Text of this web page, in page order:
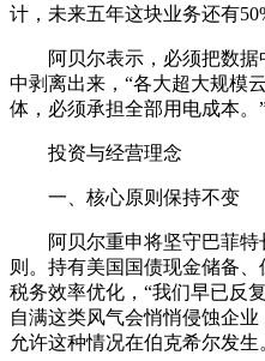
计，未来五年这块业务还有
阿贝尔表示，必须把数据
中剥离出来，“各大超大规模
体，必须承担全部用电成本。
投资与经营理念
一、核心原则保持不变
阿贝尔重申将坚守巴菲特
则。持有美国国债现金储备、
税务效率优化，“我们早已反
自满这类风气会悄悄侵蚀企
允许这种情况在伯克希尔发生